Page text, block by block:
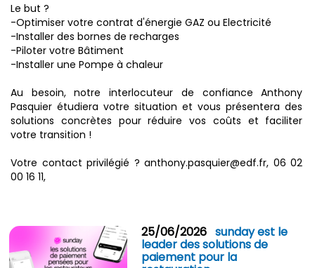
Le but ?
-Optimiser votre contrat d'énergie GAZ ou Electricité
-Installer des bornes de recharges
-Piloter votre Bâtiment
-Installer une Pompe à chaleur
Au besoin, notre interlocuteur de confiance Anthony
Pasquier étudiera votre situation et vous présentera des
solutions concrètes pour réduire vos coûts et faciliter
votre transition !
Votre contact privilégié ? anthony.pasquier@edf.fr, 06 02
00 16 11,
25/06/2026 sunday est le
leader des solutions de
paiement pour la